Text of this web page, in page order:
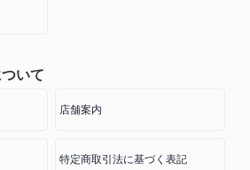
いて
店舗案内
特定商取引法に基づく表記